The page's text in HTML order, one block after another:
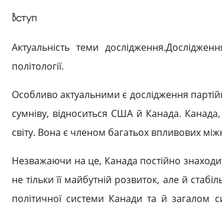
Вступ
Актуальність теми
політології.
Особливо актуальними є дослідження
сумніву, відноситься США й Канада.
світу. Вона є членом багатьох впливових
Незважаючи на це, Канада постійно
не тільки її майбутній розвиток, але й
політичної системи Канади та й загалом